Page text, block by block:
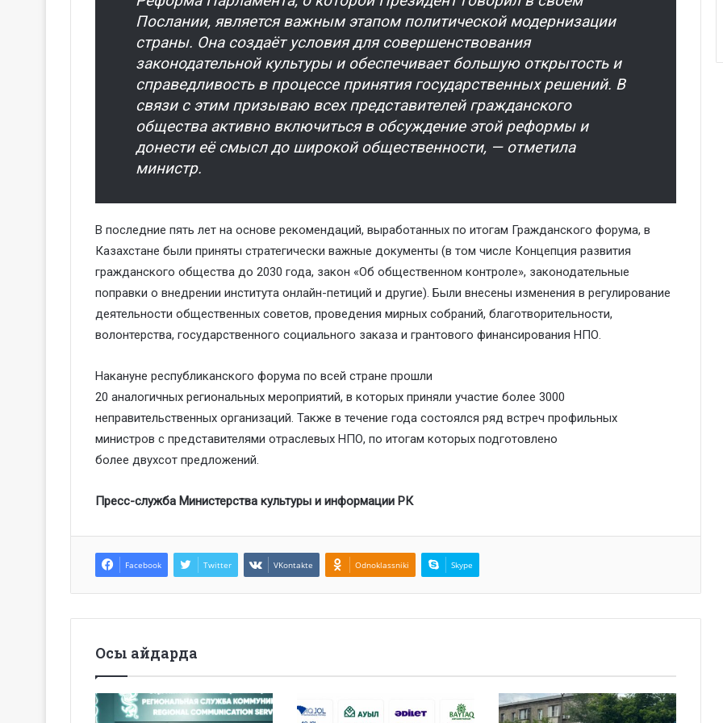
Послании, является важным этапом политической модернизации
страны. Она создаёт условия для совершенствования
законодательной культуры и обеспечивает большую открытость и
справедливость в процессе принятия государственных решений. В
связи с этим призываю всех представителей гражданского
общества активно включиться в обсуждение этой реформы и
донести её смысл до широкой общественности, — отметила
министр.
В последние пять лет на основе рекомендаций, выработанных по итогам Гражданского форума, в
Казахстане были приняты стратегически важные документы (в том числе Концепция развития
гражданского общества до 2030 года, закон «Об общественном контроле», законодательные
поправки о внедрении института онлайн-петиций и другие). Были внесены изменения в регулирование
деятельности общественных советов, проведения мирных собраний, благотворительности,
волонтерства, государственного социального заказа и грантового финансирования НПО.
Накануне республиканского форума по всей стране прошли
20 аналогичных региональных мероприятий, в которых приняли участие более 3000
неправительственных организаций. Также в течение года состоялся ряд встреч профильных
министров с представителями отраслевых НПО, по итогам которых подготовлено
более двухсот предложений.
Пресс-служба Министерства культуры и информации РК
Facebook Twitter VKontakte Odnoklassniki Skype
Осы айдарда